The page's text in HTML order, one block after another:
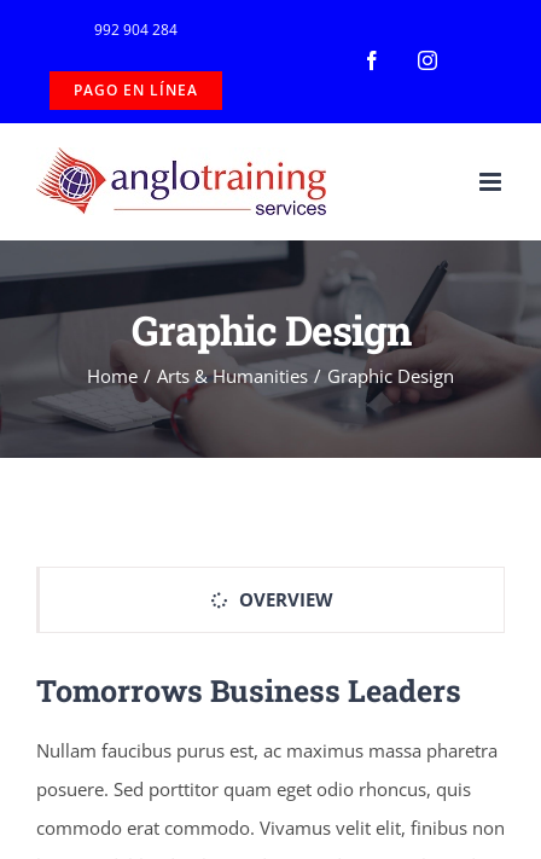
992 904 284
PAGO EN LÍNEA
FacebookInstagram
Graphic Design
Home / Arts & Humanities / Graphic Design
OVERVIEW
Tomorrows Business Leaders
Nullam faucibus purus est, ac maximus massa pharetra
posuere. Sed porttitor quam eget odio rhoncus, quis
commodo erat commodo. Vivamus velit elit, finibus non